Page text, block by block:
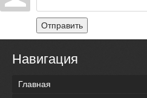
Отправить
Навигация
Главная